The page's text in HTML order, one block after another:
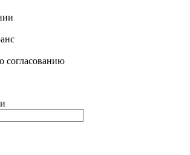
согласованию